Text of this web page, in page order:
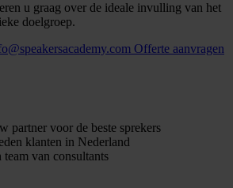
u graag over de ideale invulling van het
doelgroep.
Offerte aanvragen
partner voor de beste sprekers
klanten in Nederland
team van consultants